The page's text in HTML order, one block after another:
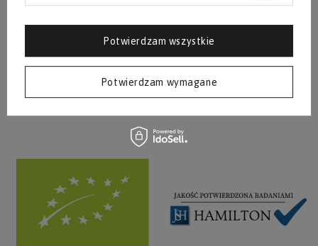
Coś dla największych leniuszków: keto babeczki jedynie z
dwóch składników! Wyjątkowo atrakcyjna konsystencja -
puszyste, ale i nieco ciągliwe za sprawą sera. Koniecznie
spróbuj tego przepisu albo zapisz na później.
Potwierdzam wymagane
Potwierdzam wszystkie